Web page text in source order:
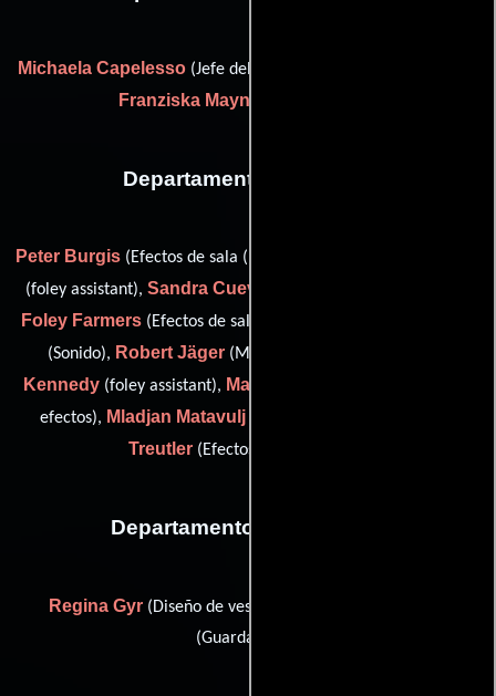
Michaela Capelesso(Jefe del departamento de maquillaje) y
Franziska Mayntz
Departamento de sonido
Peter Burgis(Efectos de sala (Foley)),
(foley assistant), Sandra Cuevas Alcocer
Foley Farmers(Efectos de sala (Foley)),
(Sonido), Robert Jäger(Mezclador de sonido),
Kennedy (foley assistant), Maxwell MacRae
efectos), Mladjan Matavulj(Grabador adr) y
Treutler(Efectos de sala (Foley))
Departamento de vestuario
Regina Gyr (Diseño de vestuario) y
(Guardarropa)